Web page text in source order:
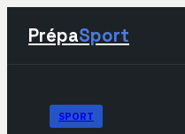
PrépaSport
SportSPORT